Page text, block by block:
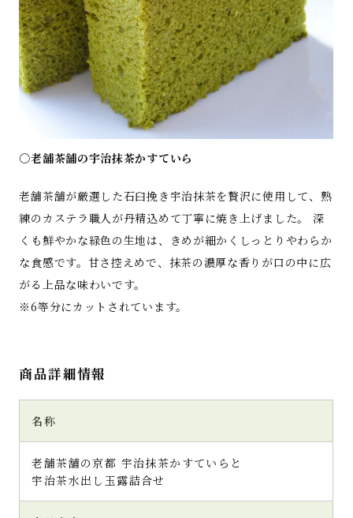
○老舗茶舗の宇治抹茶かすていら
老舗茶舗が厳選した石臼挽き宇治抹茶を贅沢に使用して、熟
練のカステラ職人が丹精込めて丁寧に焼き上げました。 深
くも鮮やかな緑色の生地は、きめが細かくしっとりやわらか
な食感です。甘さ控えめで、抹茶の濃厚な香りが口の中に広
がる上品な味わいです。
※6等分にカットされています。
商品詳細情報
名称
老舗茶舗の京都 宇治抹茶かすていらと
宇治茶水出し玉露詰合せ